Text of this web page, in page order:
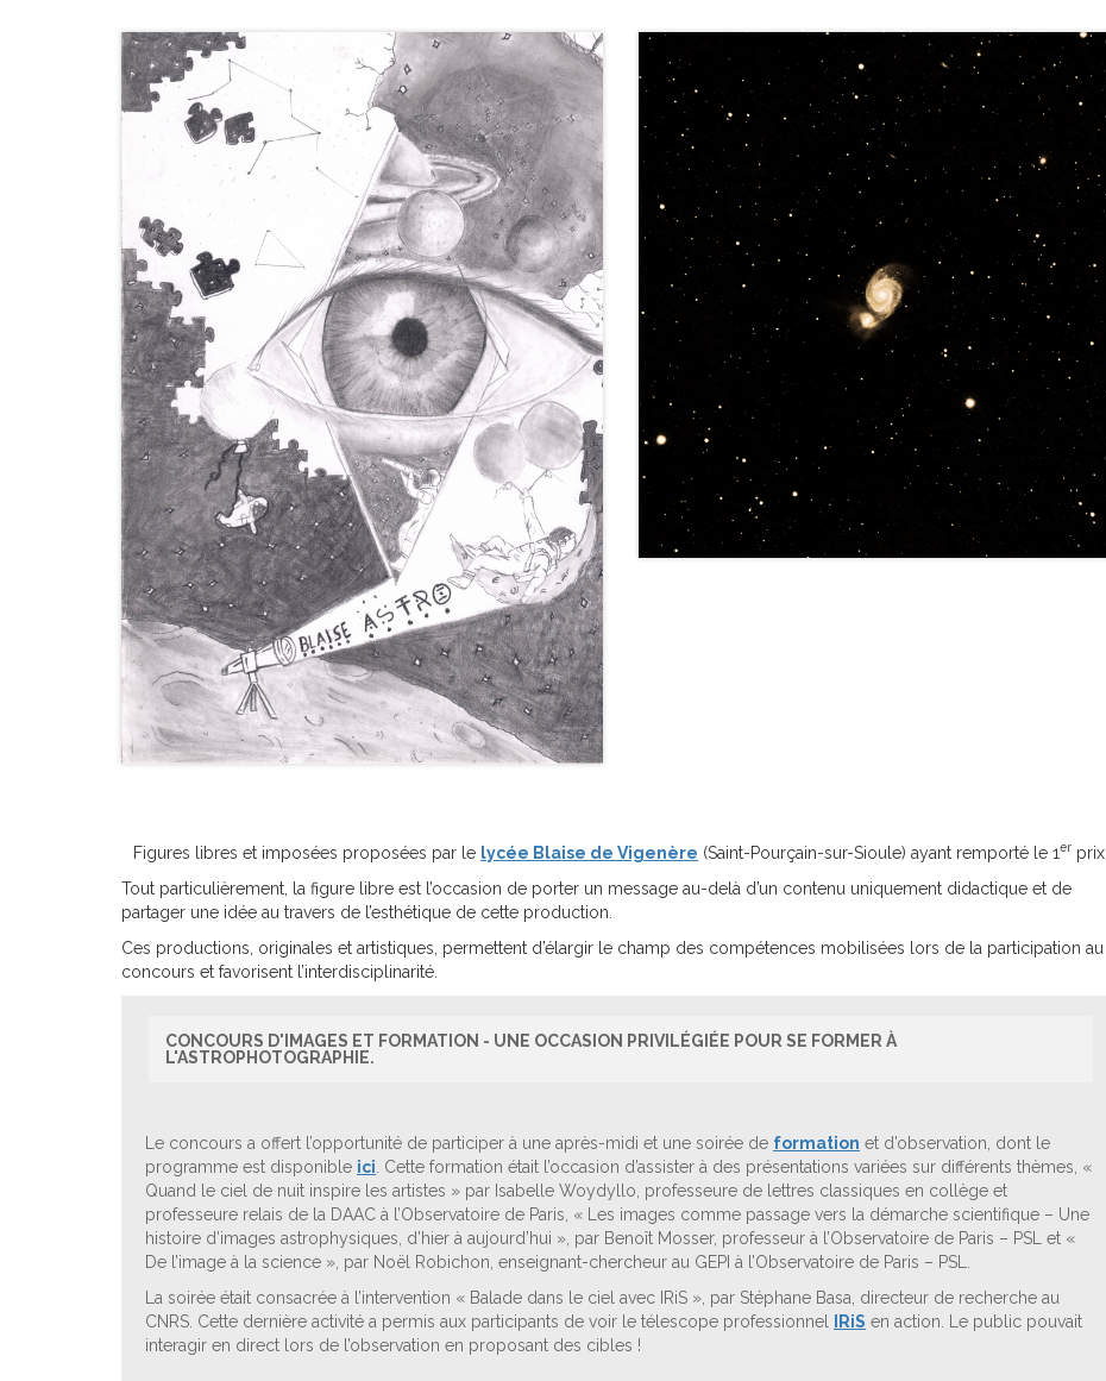
Figures libres et imposées proposées par le lycée Blaise de Vigenère (Saint-Pourçain-sur-Sioule) ayant remporté le 1er prix.
Tout particulièrement, la figure libre est l’occasion de porter un message au-delà d’un contenu uniquement didactique et de
partager une idée au travers de l’esthétique de cette production.
Ces productions, originales et artistiques, permettent d’élargir le champ des compétences mobilisées lors de la participation au
concours et favorisent l’interdisciplinarité.
CONCOURS D'IMAGES ET FORMATION - UNE OCCASION PRIVILÉGIÉE POUR SE FORMER À
L'ASTROPHOTOGRAPHIE.
Le concours a offert l’opportunité de participer à une après-midi et une soirée de formation et d’observation, dont le
programme est disponible ici . Cette formation était l’occasion d’assister à des présentations variées sur différents thèmes, «
Quand le ciel de nuit inspire les artistes » par Isabelle Woydyllo, professeure de lettres classiques en collège et
professeure relais de la DAAC à l’Observatoire de Paris, « Les images comme passage vers la démarche scientifique – Une
histoire d’images astrophysiques, d’hier à aujourd’hui », par Benoît Mosser, professeur à l’Observatoire de Paris – PSL et «
De l’image à la science », par Noël Robichon, enseignant-chercheur au GEPI à l’Observatoire de Paris – PSL.
La soirée était consacrée à l’intervention « Balade dans le ciel avec IRiS », par Stéphane Basa, directeur de recherche au
CNRS. Cette dernière activité a permis aux participants de voir le télescope professionnel
IRiS en action. Le public pouvait
interagir en direct lors de l’observation en proposant des cibles !